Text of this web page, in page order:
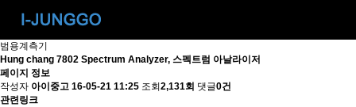
범용계측기
Hung chang 7802 Spectrum Analyzer, 스펙트럼 아날라이저
페이지 정보
작성자 아이중고 16-05-21 11:25 조회 2,131회 댓글0건
관련링크